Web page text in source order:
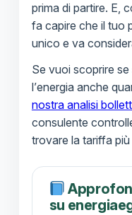
prima di partire. E,
fa capire che il tuo
unico e va
Se vuoi scoprire
l’energia anche
nostra analisi
consulente
trovare la tariffa
su